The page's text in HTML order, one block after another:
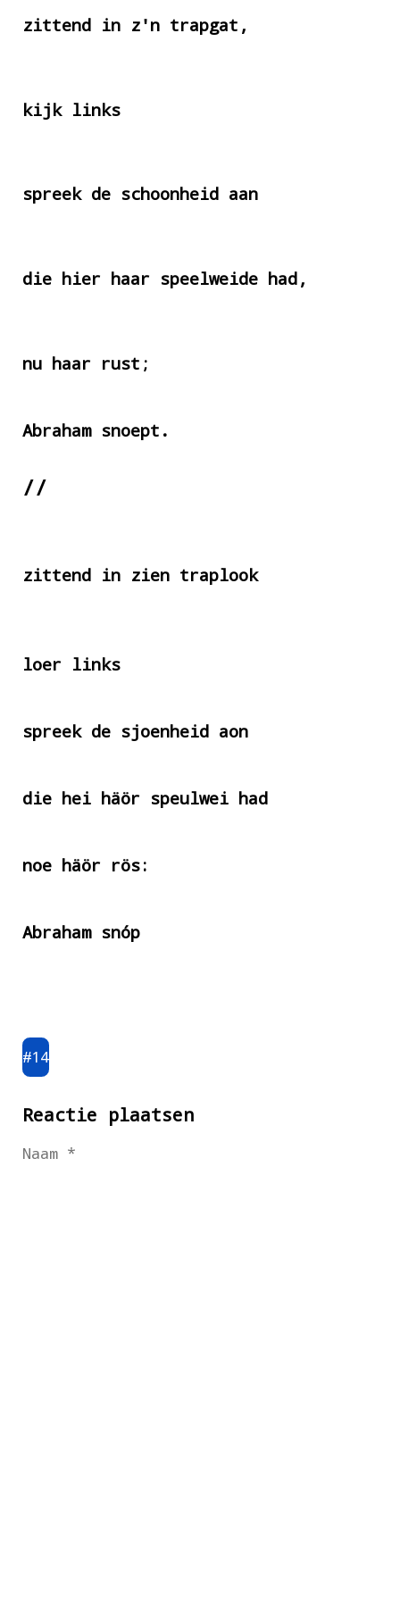
zittend in z'n trapgat,
kijk links
spreek de schoonheid aan
die hier haar speelweide had,
nu haar rust;
Abraham snoept.
//
zittend in zien traplook
loer links
spreek de sjoenheid aon
die hei häör speulwei had
noe häör rös:
Abraham snóp
#14
Reactie plaatsen
Naam *